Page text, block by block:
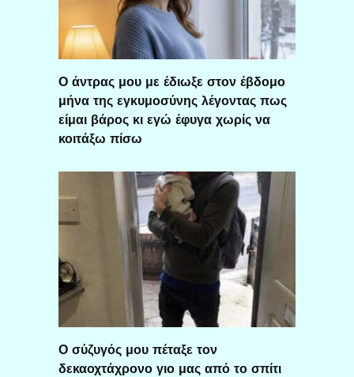
Ο άντρας μου με έδιωξε στον έβδομο
μήνα της εγκυμοσύνης λέγοντας πως
είμαι βάρος κι εγώ έφυγα χωρίς να
κοιτάξω πίσω
Ο σύζυγός μου πέταξε τον
δεκαοχτάχρονο γιο μας από το σπίτι